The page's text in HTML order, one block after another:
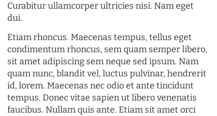
Curabitur ullamcorper ultricies nisi. Nam eget
dui.
Etiam rhoncus. Maecenas tempus, tellus eget
condimentum rhoncus, sem quam semper libero,
sit amet adipiscing sem neque sed ipsum. Nam
quam nunc, blandit vel, luctus pulvinar, hendrerit
id, lorem. Maecenas nec odio et ante tincidunt
tempus. Donec vitae sapien ut libero venenatis
faucibus. Nullam quis ante. Etiam sit amet orci